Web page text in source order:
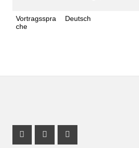
Vortragsspra
che
Deutsch
Instagram Profile
Mastodon Profile
Youtube Profile